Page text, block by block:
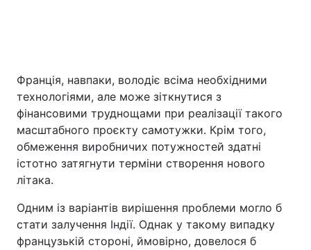
Франція, навпаки, володіє всіма необхідними
технологіями, але може зіткнутися з
фінансовими труднощами при реалізації такого
масштабного проєкту самотужки. Крім того,
обмеження виробничих потужностей здатні
істотно затягнути терміни створення нового
літака.
Одним із варіантів вирішення проблеми могло б
стати залучення Індії. Однак у такому випадку
французькій стороні, ймовірно, довелося б